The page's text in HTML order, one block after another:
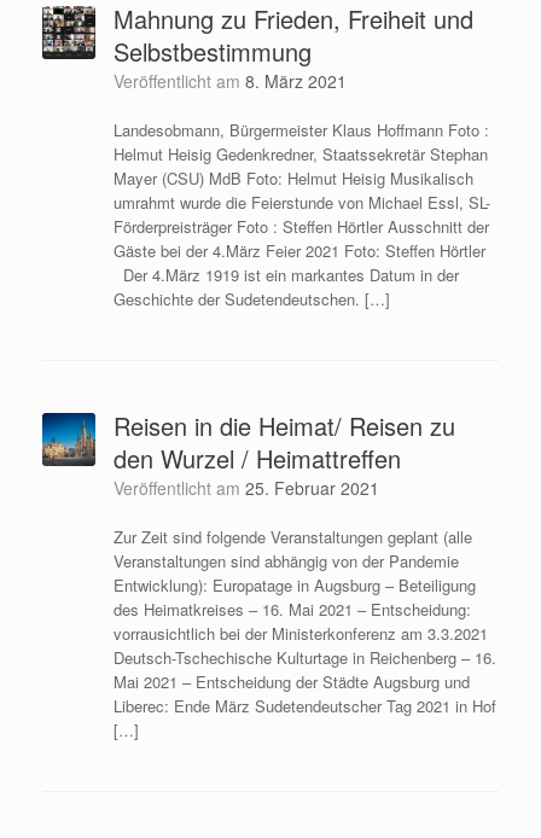
Mahnung zu Frieden, Freiheit und
Selbstbestimmung
Veröffentlicht am 8. März 2021
Landesobmann, Bürgermeister Klaus Hoffmann Foto :
Helmut Heisig Gedenkredner, Staatssekretär Stephan
Mayer (CSU) MdB Foto: Helmut Heisig Musikalisch
umrahmt wurde die Feierstunde von Michael Essl, SL-
Förderpreisträger Foto : Steffen Hörtler Ausschnitt der
Gäste bei der 4.März Feier 2021 Foto: Steffen Hörtler
Der 4.März 1919 ist ein markantes Datum in der
Geschichte der Sudetendeutschen. […]
Reisen in die Heimat/ Reisen zu
den Wurzel / Heimattreffen
Veröffentlicht am 25. Februar 2021
Zur Zeit sind folgende Veranstaltungen geplant (alle
Veranstaltungen sind abhängig von der Pandemie
Entwicklung): Europatage in Augsburg – Beteiligung
des Heimatkreises – 16. Mai 2021 – Entscheidung:
vorrausichtlich bei der Ministerkonferenz am 3.3.2021
Deutsch-Tschechische Kulturtage in Reichenberg – 16.
Mai 2021 – Entscheidung der Städte Augsburg und
Liberec: Ende März Sudetendeutscher Tag 2021 in Hof
[…]